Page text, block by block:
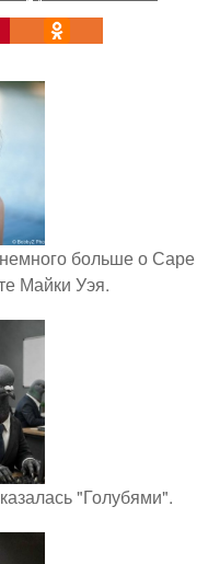
немного больше о Саре
Майки Уэя.
"Голубями".